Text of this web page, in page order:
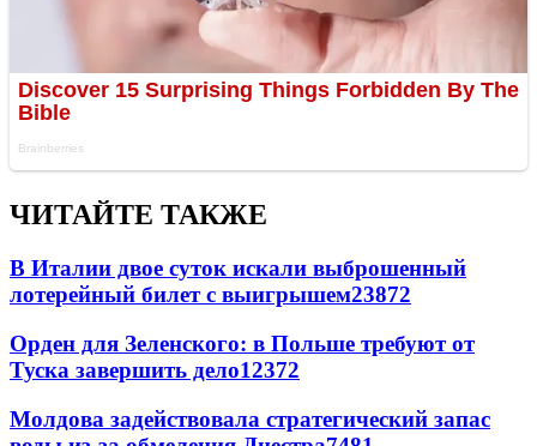
ЧИТАЙТЕ ТАКЖЕ
В Италии двое суток искали выброшенный
лотерейный билет с выигрышем23872
Орден для Зеленского: в Польше требуют от
Туска завершить дело12372
Молдова задействовала стратегический запас